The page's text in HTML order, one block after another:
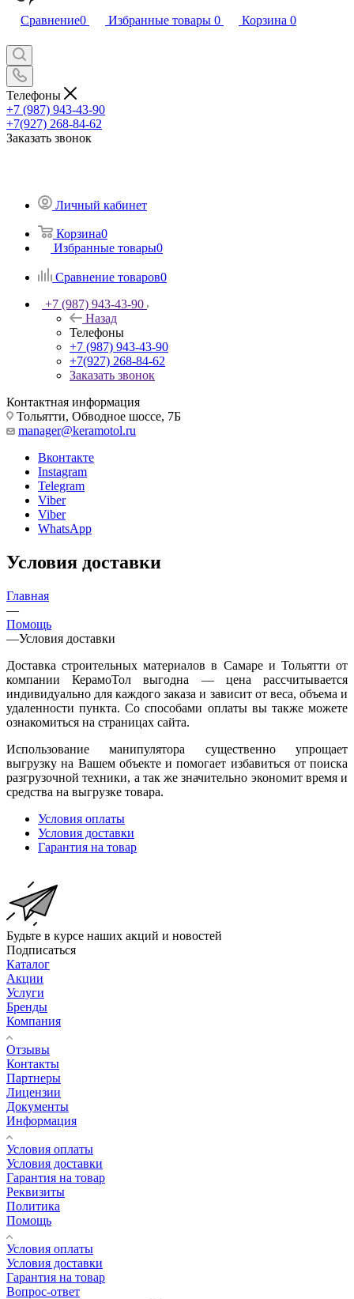
Сравнение0 Избранные товары 0 Корзина 0
Телефоны
+7 (987) 943-43-90
+7(927) 268-84-62
Заказать звонок
Личный кабинет
Корзина0
Избранные товары0
Сравнение товаров0
+7 (987) 943-43-90
Назад
Телефоны
+7 (987) 943-43-90
+7(927) 268-84-62
Заказать звонок
Контактная информация
Тольятти, Обводное шоссе, 7Б
manager@keramotol.ru
Вконтакте
Instagram
Telegram
Viber
Viber
WhatsApp
Условия доставки
Главная
—
Помощь
—Условия доставки
Доставка строительных материалов в Самаре и Тольятти от
компании КерамоТол выгодна — цена рассчитывается
индивидуально для каждого заказа и зависит от веса, объема и
удаленности пункта. Со способами оплаты вы также можете
ознакомиться на страницах сайта.
Использование манипулятора существенно упрощает
выгрузку на Вашем объекте и помогает избавиться от поиска
разгрузочной техники, а так же значительно экономит время и
средства на выгрузке товара.
Условия оплаты
Условия доставки
Гарантия на товар
Будьте в курсе наших акций и новостей
Подписаться
Каталог
Акции
Услуги
Бренды
Компания
Отзывы
Контакты
Партнеры
Лицензии
Документы
Информация
Условия оплаты
Условия доставки
Гарантия на товар
Реквизиты
Политика
Помощь
Условия оплаты
Условия доставки
Гарантия на товар
Вопрос-ответ